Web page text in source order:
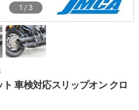
1 / 3
車検対応スリップオン クロ